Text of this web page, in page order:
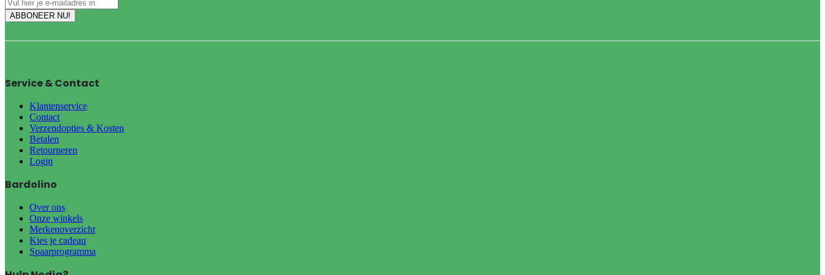
Service & Contact
Klantenservice
Contact
Verzendopties & Kosten
Betalen
Retourneren
Login
Bardolino
Over ons
Onze winkels
Merkenoverzicht
Kies je cadeau
Spaarprogramma